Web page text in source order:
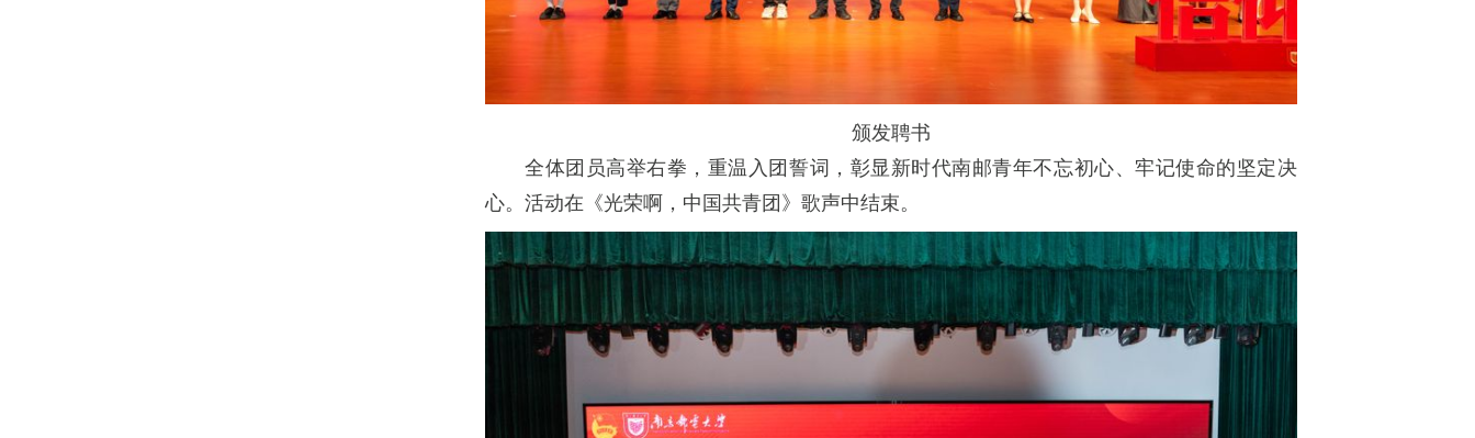
颁发聘书
全体团员高举右拳，重温入团誓词，彰显新时代南邮青年不忘初心、牢记使命的坚定决
心。活动在《光荣啊，中国共青团》歌声中结束。